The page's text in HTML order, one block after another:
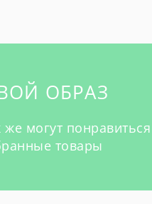
ОБРАЗ
могут понравиться
товары